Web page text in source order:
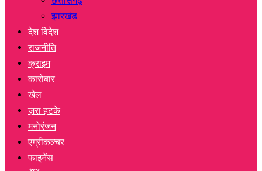
झारखंड
देश विदेश
राजनीति
क्राइम
कारोबार
खेल
ज़रा हटके
मनोरंजन
एग्रीकल्चर
फाइनेंस